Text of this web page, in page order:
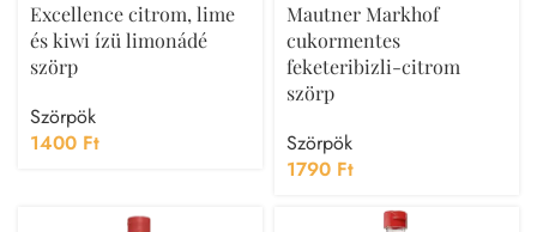
Excellence citrom, lime
és kiwi ízü limonádé
szörp
Szörpök
1400 Ft
Mautner Markhof
cukormentes
feketeribizli-citrom
szörp
Szörpök
1790 Ft